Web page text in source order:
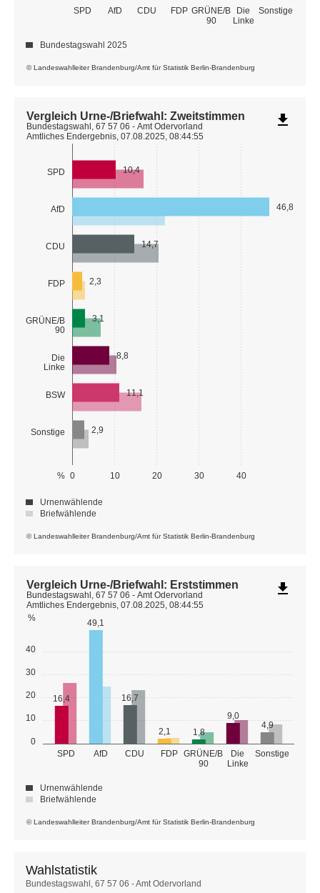
SPD AfD CDU FDP GRÜNE/B
90
Die
Linke
Sonstige
© Landeswahlleiter Brandenburg/Amt für Statistik Berlin-Brandenburg
Bundestagswahl 2025
SPD
AfD
CDU
FDP
GRÜNE/B
90
Die
Linke
BSW
Sonstige
0 10 20 30 40
%
10,4
46,8
14,7
2,3
3,1
8,8
11,1
2,9
© Landeswahlleiter Brandenburg/Amt für Statistik Berlin-Brandenburg
Vergleich Urne-/Briefwahl: Zweitstimmen
Bundestagswahl, 67 57 06 - Amt Odervorland
Amtliches Endergebnis, 07.08.2025, 08:44:55
Urnenwählende
Briefwählende
file_download
0
10
20
30
40
%
SPD AfD CDU FDP GRÜNE/B
90
Die
Linke
Sonstige
16,4
49,1
16,7
2,1 1,8
9,0
4,9
© Landeswahlleiter Brandenburg/Amt für Statistik Berlin-Brandenburg
Vergleich Urne-/Briefwahl: Erststimmen
Bundestagswahl, 67 57 06 - Amt Odervorland
Amtliches Endergebnis, 07.08.2025, 08:44:55
Urnenwählende
Briefwählende
file_download
Wahlstatistik
Wahlstatistik
Bundestagswahl, 67 57 06 - Amt Odervorland